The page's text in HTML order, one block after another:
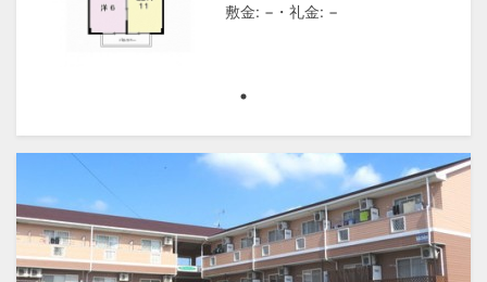
敷金: −・礼金: −